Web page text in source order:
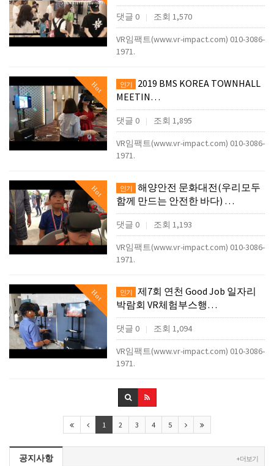
댓글 0 조회 1,570
VR임팩트(www.vr-impact.com) 010-3086-
1971.
Hot 인기
2019 BMS KOREA TOWNHALL
MEETIN…
댓글 0 조회 1,895
VR임팩트(www.vr-impact.com) 010-3086-
1971.
Hot 인기
해양안전 문화대전(우리모두
함께 만드는 안전한 바다) …
댓글 0 조회 1,193
VR임팩트(www.vr-impact.com) 010-3086-
1971.
Hot 인기
제7회 연천 Good Job 일자리
박람회 VR체험부스행…
댓글 0 조회 1,094
VR임팩트(www.vr-impact.com) 010-3086-
1971.
1 2 3 4 5
공지사항 + 더보기